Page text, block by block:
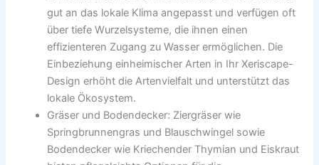
gut an das lokale Klima angepasst und verfügen oft
über tiefe Wurzelsysteme, die ihnen einen
effizienteren Zugang zu Wasser ermöglichen. Die
Einbeziehung einheimischer Arten in Ihr Xeriscape-
Design erhöht die Artenvielfalt und unterstützt das
lokale Ökosystem.
Gräser und Bodendecker: Ziergräser wie
Springbrunnengras und Blauschwingel sowie
Bodendecker wie Kriechender Thymian und Eiskraut